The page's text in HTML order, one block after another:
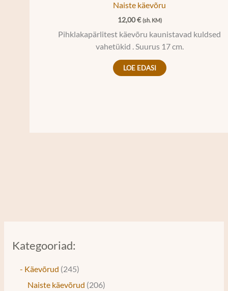
Kategooriad:
- Käevõrud 245
Naiste käevõrud 206
Naiste käevõru
12,00€ (sh. KM)
Pihklakapärlitest käevõru kaunistavad kuldsed
vahetükid . Suurus 17 cm.
LOE EDASI